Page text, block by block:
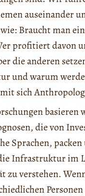
auseinander
Braucht man
profitiert davon
die anderen
und warum
sich
die von
Sprachen,
Infrastruktur im
zu verstehen.